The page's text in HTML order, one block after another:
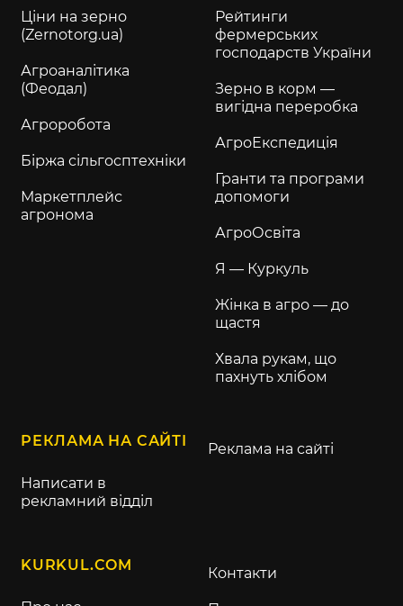
Ціни на зерно
(Zernotorg.ua)
Агроаналітика
(Феодал)
Агроробота
Біржа сільгосптехніки
Маркетплейс
агронома
Рейтинги
фермерських
господарств України
Зерно в корм —
вигідна переробка
АгроЕкспедиція
Гранти та програми
допомоги
АгроОсвіта
Я — Куркуль
Жінка в агро — до
щастя
Хвала рукам, що
пахнуть хлібом
РЕКЛАМА НА САЙТІ
Написати в
рекламний відділ
Реклама на сайті
KURKUL.COM Контакти